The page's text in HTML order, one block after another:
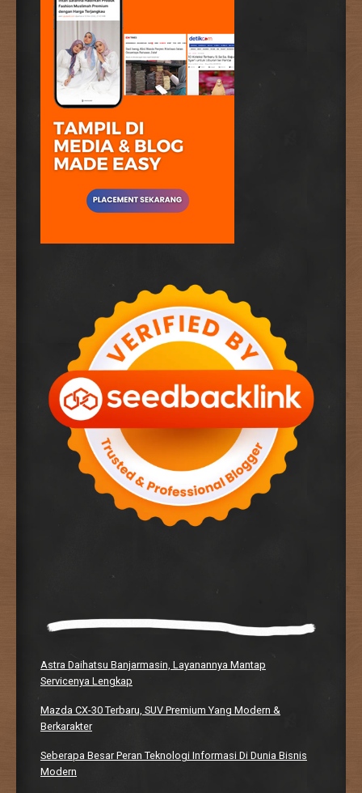
Astra Daihatsu Banjarmasin, Layanannya Mantap
Servicenya Lengkap
Mazda CX-30 Terbaru, SUV Premium Yang Modern &
Berkarakter
Seberapa Besar Peran Teknologi Informasi Di Dunia Bisnis
Modern